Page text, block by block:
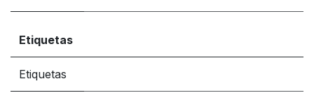
Etiquetas
Etiquetas